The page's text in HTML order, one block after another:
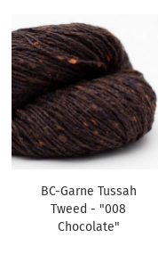
BC-Garne Tussah
Tweed - "008
Chocolate"